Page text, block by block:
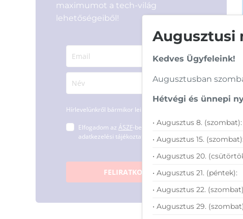
maximumot a tech-világ
lehetőségeiből!
Hírlevelünkről bármikor leiratkozhatsz.
Elfogadom az ÁSZF-ben található
adatkezelési tájékoztatót.
FELIRATKOZOM
Augusztusi
Kedves Ügyfeleink!
Augusztusban
Hétvégi és ünnepi
• Augusztus 8. (szombat):
• Augusztus 15. (szombat):
• Augusztus 20.
• Augusztus 21. (péntek):
• Augusztus 22.
• Augusztus 29.